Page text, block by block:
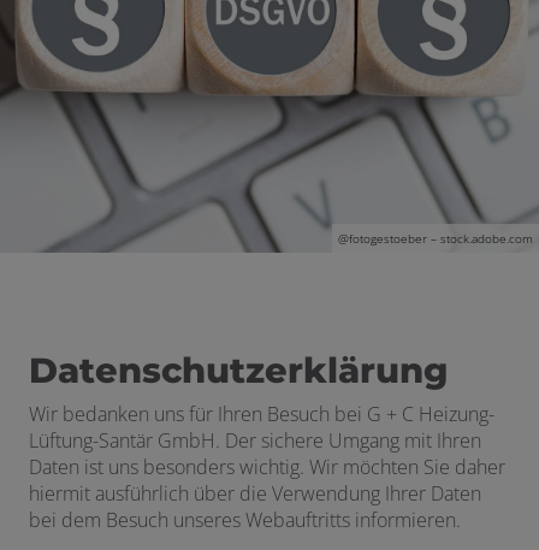
@fotogestoeber – stock.adobe.com
Datenschutzerklärung
Wir bedanken uns für Ihren Besuch bei G + C Heizung-
Lüftung-Santär GmbH. Der sichere Umgang mit Ihren
Daten ist uns besonders wichtig. Wir möchten Sie daher
hiermit ausführlich über die Verwendung Ihrer Daten
bei dem Besuch unseres Webauftritts informieren.